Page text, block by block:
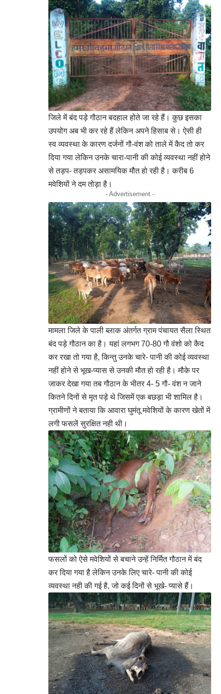
जिले में बंद पड़े गौठान बदहाल होते जा रहे हैं। कुछ इसका
उपयोग अब भी कर रहे हैं लेकिन अपने हिसाब से। ऐसी ही
स्व व्यवस्था के कारण दर्जनों गौ-वंश को ताले में कैद तो कर
दिया गया लेकिन उनके चारा-पानी की कोई व्यवस्था नहीं होने
से तड़प- तड़पकर असामयिक मौत हो रही है। करीब 6
मवेशियों ने दम तोड़ा है।
- Advertisement -
मामला जिले के पाली ब्लाक अंतर्गत ग्राम पंचायत सैला स्थित
बंद पड़े गौठान का है। यहां लगभग 70-80 गौ वंशो को कैद
कर रखा तो गया है, किन्तु उनके चारे- पानी की कोई व्यवस्था
नहीं होने से भूख-प्यास से उनकी मौत हो रही है। मौके पर
जाकर देखा गया तब गौठान के भीतर 4- 5 गौ- वंश न जाने
कितने दिनों से मृत पड़े थे जिसमें एक बछड़ा भी शामिल है।
ग्रामीणों ने बताया कि आवारा घुमंतू मवेशियों के कारण खेतों में
लगी फसलें सुरक्षित नही थी।
फसलों को ऐसे मवेशियों से बचाने उन्हें निर्मित गौठान में बंद
कर दिया गया है लेकिन उनके लिए चारे- पानी की कोई
व्यवस्था नही की गई है, जो कई दिनों से भूखे- प्यासे हैं।